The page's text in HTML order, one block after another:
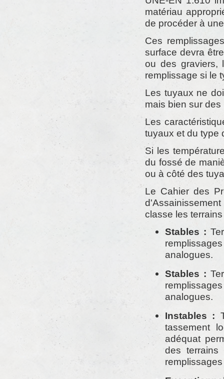
matériau
de procéder à
Ces
surface devra
ou des graviers,
remplissage si le
Les tuyaux ne
mais bien sur des
Les
tuyaux et du type
Si les
du fossé de
ou à côté des
Le Cahier des
classe les
Stables :
analogues.
Stables :
analogues.
Instables :
tassement
adéquat
des terrains